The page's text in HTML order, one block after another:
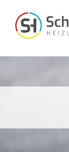
Inhalt
springen